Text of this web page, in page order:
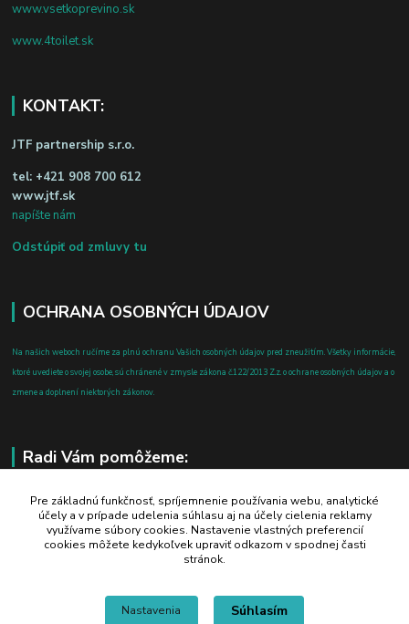
www.vsetkoprevino.sk
www.4toilet.sk
KONTAKT:
JTF partnership s.r.o.
tel: +421 908 700 612
www.jtf.sk
napíšte nám
Odstúpiť od zmluvy tu
OCHRANA OSOBNÝCH ÚDAJOV
Na našich weboch ručíme za plnú ochranu Vašich osobných údajov pred zneužitím. Všetky informácie,
ktoré uvediete o svojej osobe, sú chránené v zmysle zákona č.122/2013 Z.z. o ochrane osobných údajov a o
zmene a doplnení niektorých zákonov.
Radi Vám pomôžeme:
+421 908 700 612
po-pia: 8.00 - 16.00
business@jtf.sk
Pre základnú funkčnosť, spríjemnenie používania webu, analytické
účely a v prípade udelenia súhlasu aj na účely cielenia reklamy
využívame súbory cookies. Nastavenie vlastných preferencií
cookies môžete kedykoľvek upraviť odkazom v spodnej časti
stránok.
Nastavenia Súhlasím